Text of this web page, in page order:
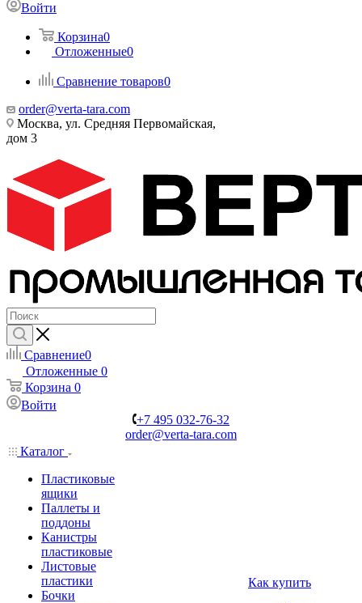
Войти
Корзина0
Отложенные0
Сравнение товаров0
order@verta-tara.com
Москва, ул. Средняя Первомайская,
дом 3
Сравнение0
Отложенные 0
Корзина 0
Войти
+7 495 032-76-32
order@verta-tara.com
Каталог
Пластиковые
ящики
Паллеты и
поддоны
Канистры
пластиковые
Листовые
пластики
Бочки
Как купить